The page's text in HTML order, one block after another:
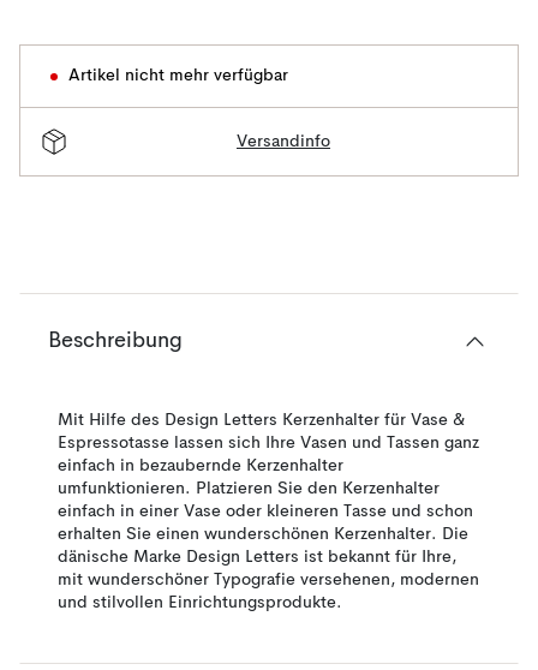
Artikel nicht mehr verfügbar
Versandinfo
Beschreibung
Mit Hilfe des Design Letters Kerzenhalter für Vase &
Espressotasse lassen sich Ihre Vasen und Tassen ganz
einfach in bezaubernde Kerzenhalter
umfunktionieren. Platzieren Sie den Kerzenhalter
einfach in einer Vase oder kleineren Tasse und schon
erhalten Sie einen wunderschönen Kerzenhalter. Die
dänische Marke Design Letters ist bekannt für Ihre,
mit wunderschöner Typografie versehenen, modernen
und stilvollen Einrichtungsprodukte.